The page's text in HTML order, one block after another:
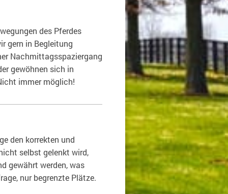
des Pferdes
gern in Begleitung
Nachmittagsspaziergang
gewöhnen sich in
immer möglich!
den korrekten und
selbst gelenkt wird,
gewährt werden, was
nur begrenzte Plätze.